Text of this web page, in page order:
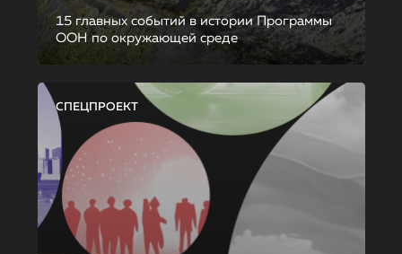
15 главных событий в истории Программы
ООН по окружающей среде
СПЕЦПРОЕКТ